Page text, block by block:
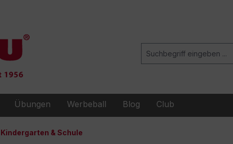
Übungen Werbeball Blog Club
Kindergarten & Schule